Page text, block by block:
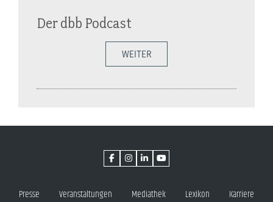
Der dbb Podcast
WEITER
Presse Veranstaltungen Mediathek Lexikon Karriere